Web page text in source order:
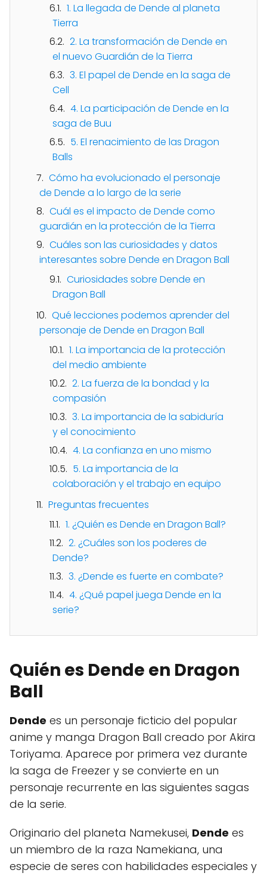
1. La llegada de Dende al planeta
Tierra
2. La transformación de Dende en
el nuevo Guardián de la Tierra
3. El papel de Dende en la saga de
Cell
4. La participación de Dende en la
saga de Buu
5. El renacimiento de las Dragon
Balls
Cómo ha evolucionado el personaje
de Dende a lo largo de la serie
Cuál es el impacto de Dende como
guardián en la protección de la Tierra
Cuáles son las curiosidades y datos
interesantes sobre Dende en Dragon Ball
Curiosidades sobre Dende en
Dragon Ball
Qué lecciones podemos aprender del
personaje de Dende en Dragon Ball
1. La importancia de la protección
del medio ambiente
2. La fuerza de la bondad y la
compasión
3. La importancia de la sabiduría
y el conocimiento
4. La confianza en uno mismo
5. La importancia de la
colaboración y el trabajo en equipo
Preguntas frecuentes
1. ¿Quién es Dende en Dragon Ball?
2. ¿Cuáles son los poderes de
Dende?
3. ¿Dende es fuerte en combate?
4. ¿Qué papel juega Dende en la
serie?
Quién es Dende en Dragon
Ball
Dende es un personaje ficticio del popular
anime y manga Dragon Ball creado por Akira
Toriyama. Aparece por primera vez durante
la saga de Freezer y se convierte en un
personaje recurrente en las siguientes sagas
de la serie.
Originario del planeta Namekusei, Dende es
un miembro de la raza Namekiana, una
especie de seres con habilidades especiales y